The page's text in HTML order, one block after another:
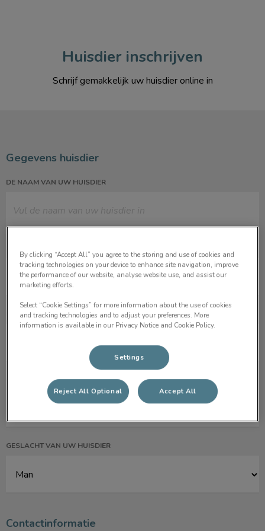
Huisdier inschrijven
Schrijf gemakkelijk uw huisdier online in
Gegevens huisdier
DE NAAM VAN UW HUISDIER
HET RAS VAN UW HUISDIER
GEBOORTEDATUM VAN UW HUISDIER
GESLACHT VAN UW HUISDIER
Contactinformatie
By clicking “Accept All” you agree to the storing and use of cookies and
tracking technologies on your device to enhance site navigation, improve
the performance of our website, analyse website use, and assist our
marketing efforts.
Select “Cookie Settings” for more information about the use of cookies
and tracking technologies and to adjust your preferences. More
information is available in our Privacy Notice and Cookie Policy.
Settings
Reject All Optional Accept All